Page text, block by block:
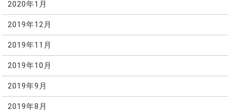
2020年1月
2019年12月
2019年11月
2019年10月
2019年9月
2019年8月